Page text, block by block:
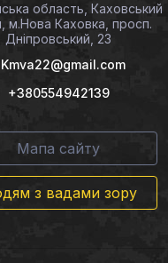
область, Каховський
м.Нова Каховка, просп.
Дніпровський, 23
+380554942139
Мапа сайту
з вадами зору